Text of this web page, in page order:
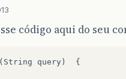
código aqui do seu
( String query )
{